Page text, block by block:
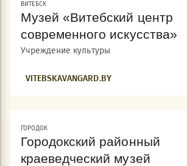
ВИТЕБСК
Музей «Витебский центр
современного искусства»
Учреждение культуры
VITEBSKAVANGARD.BY
ГОРОДОК
Городокский районный
краеведческий музей